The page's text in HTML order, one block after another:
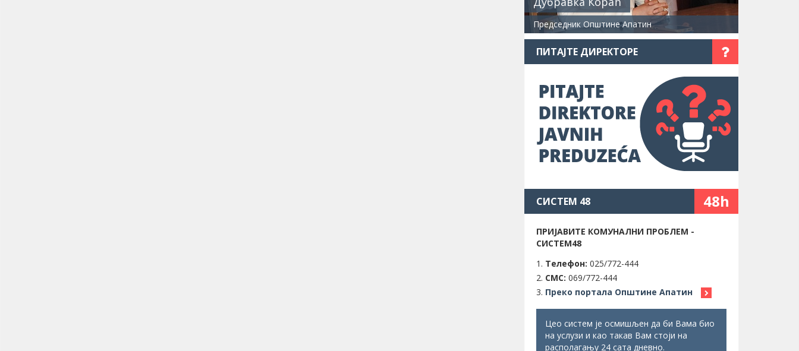
Председник Општине Апатин
ПИТАЈТЕ ДИРЕКТОРЕ
СИСТЕМ 48 48h
ПРИЈАВИТЕ КОМУНАЛНИ ПРОБЛЕМ -
СИСТЕМ48
Телефон: 025/772-444
СМС: 069/772-444
Преко портала Општине Апатин
Цео систем је осмишљен да би Вама био
на услузи и као такав Вам стоји на
располагању 24 сата дневно.